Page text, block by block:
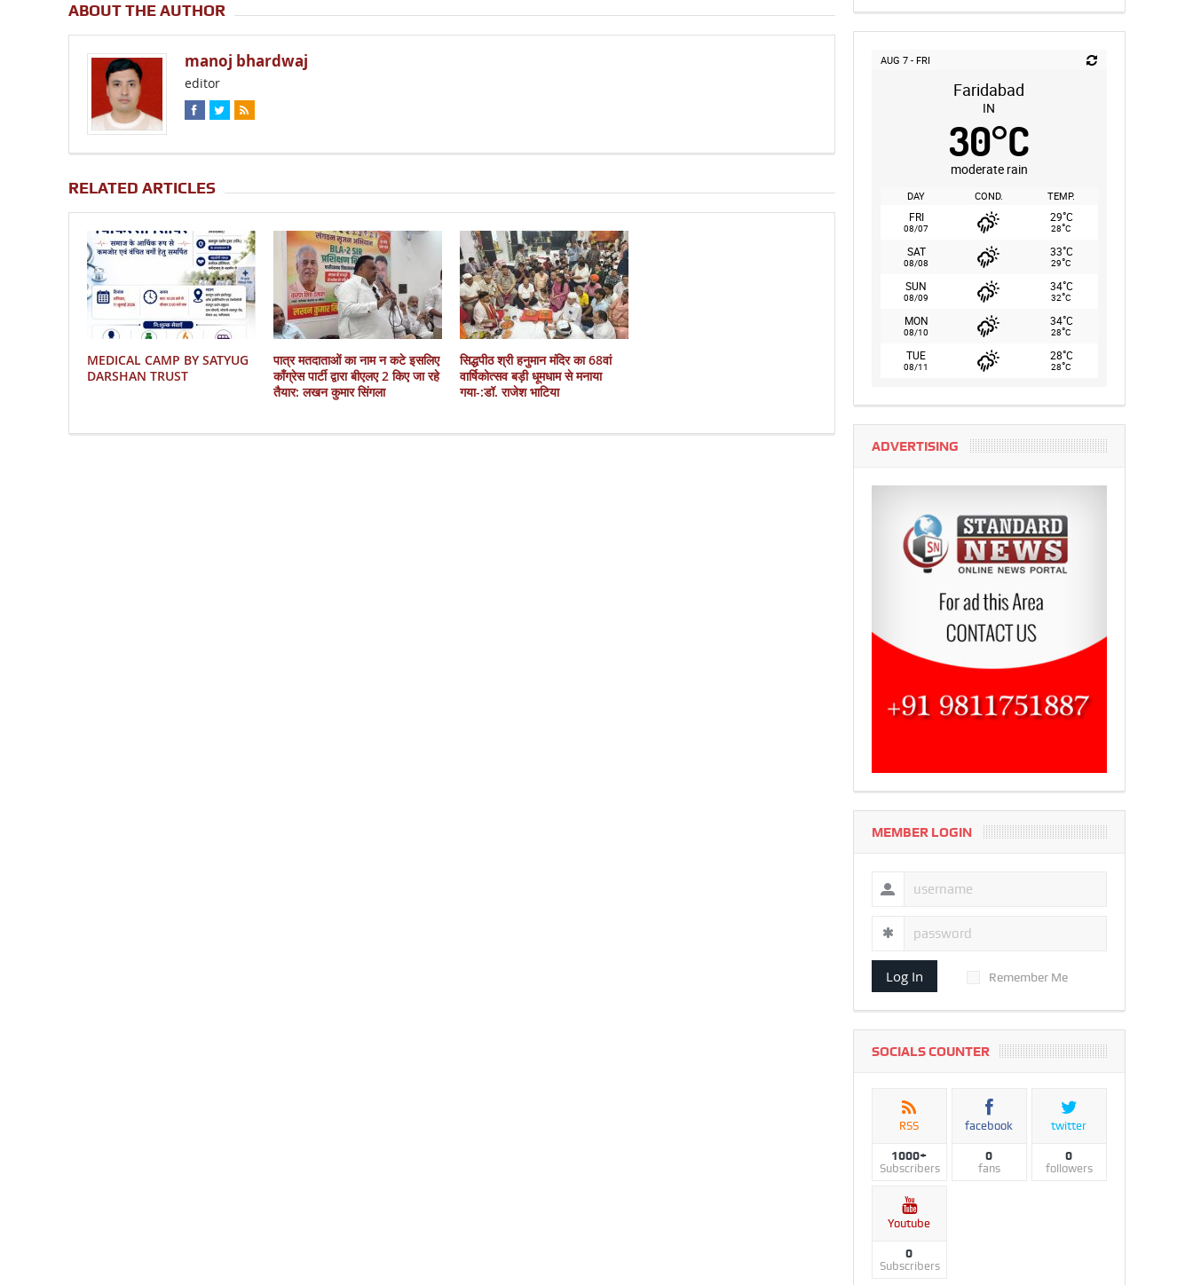
ABOUT THE AUTHOR
manoj bhardwaj
editor
RELATED ARTICLES
MEDICAL CAMP BY SATYUG
DARSHAN TRUST
पात्र मतदाताओं का नाम न कटे इसलिए
काँग्रेस पार्टी द्वारा बीएलए 2 किए जा रहे
तैयार: लखन कुमार सिंगला
सिद्धपीठ श्री हनुमान मंदिर का 68वां
वार्षिकोत्सव बड़ी धूमधाम से मनाया
गया-:डॉ. राजेश भाटिया
AUG 7 - FRI
Faridabad
IN
30°C
moderate rain
DAY COND. TEMP.
FRI
08/07
29°C
28°C
SAT
08/08
33°C
29°C
SUN
08/09
34°C
32°C
MON
08/10
34°C
28°C
TUE
08/11
28°C
28°C
ADVERTISING
MEMBER LOGIN
Log In Remember Me
SOCIALS COUNTER
RSS
1000+
Subscribers
facebook
0
fans
twitter
0
followers
Youtube
0
Subscribers